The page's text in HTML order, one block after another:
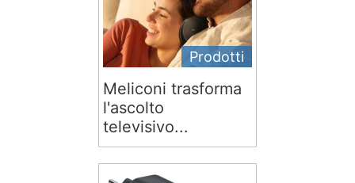
Prodotti
Meliconi trasforma
l'ascolto
televisivo...